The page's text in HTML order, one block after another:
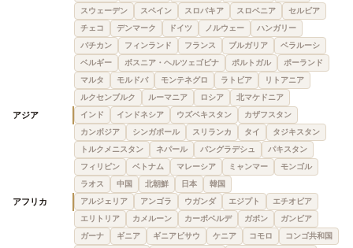
スウェーデン
スペイン スロバキア スロベニア
セルビア
チェコ
デンマーク ドイツ ノルウェー
ハンガリー
バチカン
フィンランド フランス ブルガリア
ベラルーシ
ベルギー
ボスニア・ヘルツェゴビナ ポルトガル
ポーランド
マルタ
モルドバ モンテネグロ ラトビア
リトアニア
ルクセンブルク
ルーマニア ロシア 北マケドニア
アジア インド インドネシア ウズベキスタン
カザフスタン
カンボジア
シンガポール スリランカ タイ
タジキスタン
トルクメニスタン
ネパール バングラデシュ
パキスタン
フィリピン
ベトナム マレーシア ミャンマー
モンゴル
ラオス
中国 北朝鮮 日本 韓国
アフリカ アルジェリア アンゴラ ウガンダ エジプト
エチオピア
エリトリア
カメルーン カーボベルデ ガボン
ガンビア
ガーナ
ギニア ギニアビサウ ケニア コモロ
コンゴ共和国